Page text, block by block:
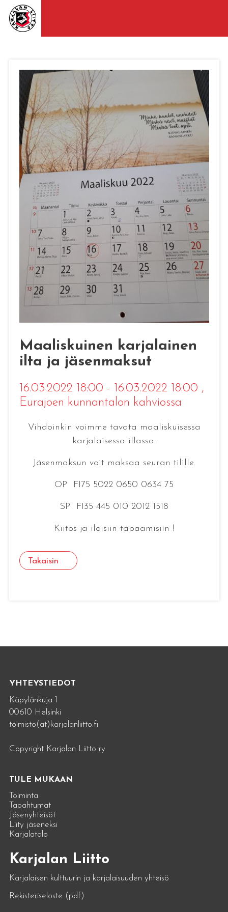
Maaliskuinen karjalainen
ilta ja jäsenmaksut
16.03.2022 18:00 - 16.03.2022 18:00 ,
Eurajoen kunnantalon kahviossa
Vihdoinkin voimme tavata maaliskuisessa
karjalaisessa illassa.
Jäsenmaksun voit maksaa seuran tilille.
OP FI75 5022 0650 0634 75
SP FI35 445 010 2012 1518
Kiitos ja iloisiin tapaamisiin !
Takaisin
YHTEYSTIEDOT
Käpylänkuja 1
00610 Helsinki
toimisto(at)karjalanliitto.fi
Copyright Karjalan Liitto ry
TULE MUKAAN
Toiminta
Tapahtumat
Jäsenyhteisöt
Liity jäseneksi
Karjalatalo
Karjalan Liitto
Karjalaisen kulttuurin ja karjalaisuuden yhteisö
Rekisteriseloste (pdf)